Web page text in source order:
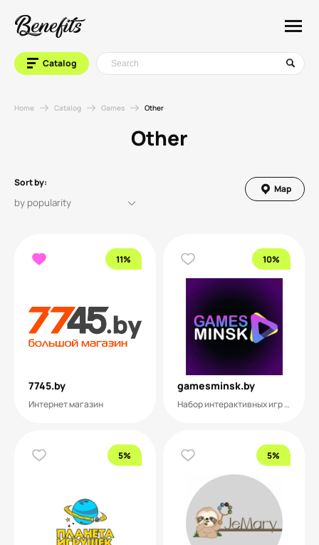
Catalog
Home Catalog Games Other
Other
Sort by:
Map
11%
7745.by
Интернет магазин
10%
gamesminsk.by
Набор интерактивных игр на мероприятие
5% 5%